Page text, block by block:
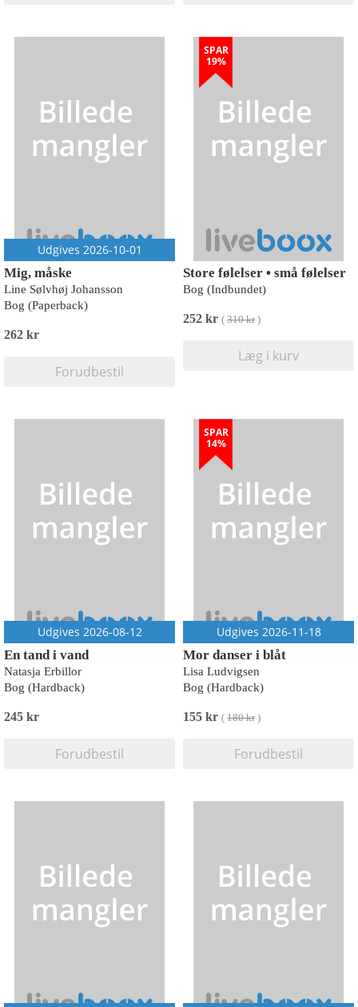
Udgives 2026-10-01
Mig, måske
Line Sølvhøj Johansson
Bog (Paperback)
262 kr
Forudbestil
SPAR
19%
Store følelser • små følelser
Bog (Indbundet)
252 kr ( 310 kr)
Læg i kurv
Udgives 2026-08-12
En tand i vand
Natasja Erbillor
Bog (Hardback)
245 kr
Forudbestil
SPAR
14%
Udgives 2026-11-18
Mor danser i blåt
Lisa Ludvigsen
Bog (Hardback)
155 kr ( 180 kr)
Forudbestil